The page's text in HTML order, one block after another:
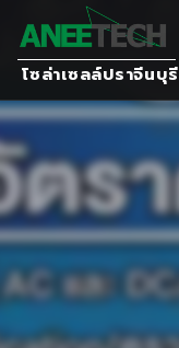
โซล่าเซลล์ปราจีนบุรี